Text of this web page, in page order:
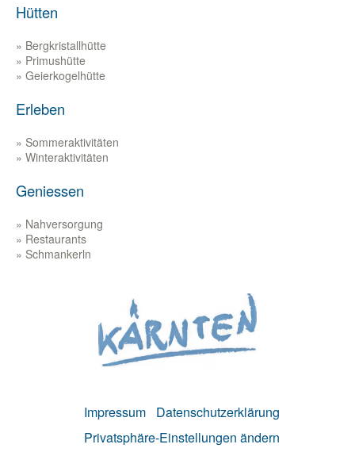
Hütten
Bergkristallhütte
Primushütte
Geierkogelhütte
Erleben
Sommeraktivitäten
Winteraktivitäten
Geniessen
Nahversorgung
Restaurants
Schmankerln
Website
www.kaernten.at
Impressum
Datenschutzerklärung
Privatsphäre-Einstellungen ändern